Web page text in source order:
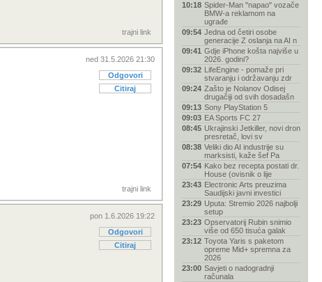
trajni link
ned 31.5.2026 21:30
Odgovori
Citiraj
trajni link
pon 1.6.2026 19:22
Odgovori
Citiraj
10:18 Spider-Man "napao" vozače
BMW-a reklamom na
ugrađe
09:54 Jedna od četiri osobe
generacije Z oslanja na AI n
09:41 Gdje iPhone košta najviše u
2026. godini?
09:32 LifeEngine - pomaže pri
stvaranju i održavanju zdr
09:24 Zašto je Nolanov Odisej
drugačiji od svih dosadašn
09:13 Sony PlayStation 5
09:03 EA Sports FC 27
08:45 Ukrajinski Jetkiller, novi dron
presretač, lovi sv
08:38 Veliki dio AI industrije su
marksisti, kaže šef Pa
07:54 Kako bez recepta postati dr.
House (ovisnik o lije
23:43 Electronic Arts preuzima
Saudijski javni investici
23:29 Uputa: Stremio 2026 najbolji
setup
23:23 Opservatorij Rubin snimio
više od 650 tisuća galak
23:12 Toyota Yaris s paketom
opreme Mid+ spremna za
2026
23:00 Savjeti o nadogradnji
računala